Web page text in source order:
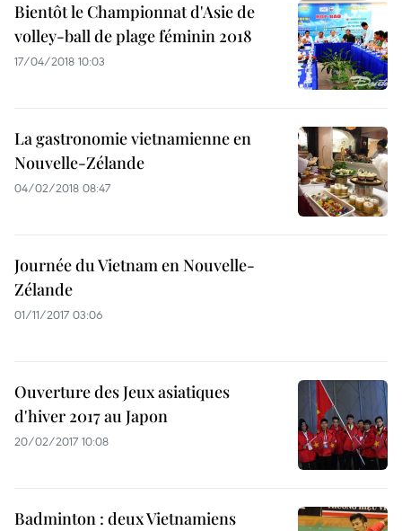
Bientôt le Championnat d'Asie de
volley-ball de plage féminin 2018
17/04/2018 10:03
La gastronomie vietnamienne en
Nouvelle-Zélande
04/02/2018 08:47
Journée du Vietnam en Nouvelle-
Zélande
01/11/2017 03:06
Ouverture des Jeux asiatiques
d'hiver 2017 au Japon
20/02/2017 10:08
Badminton : deux Vietnamiens